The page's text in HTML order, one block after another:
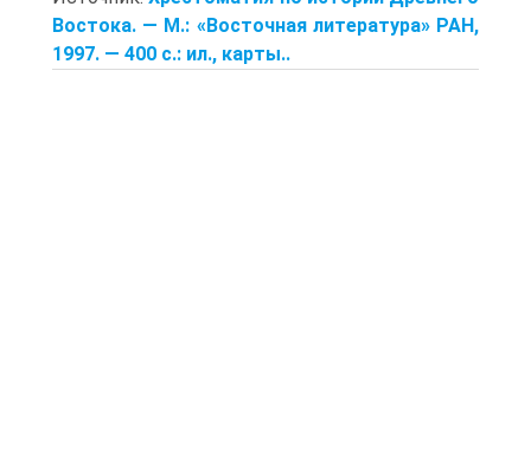
Востока. — M.: «Восточная литература» РАН,
1997. — 400 с.: ил., карты..